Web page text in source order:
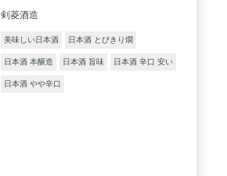
剣菱酒造
美味しい日本酒 日本酒 とびきり燗
日本酒 本醸造 日本酒 旨味 日本酒 辛口 安い
日本酒 やや辛口